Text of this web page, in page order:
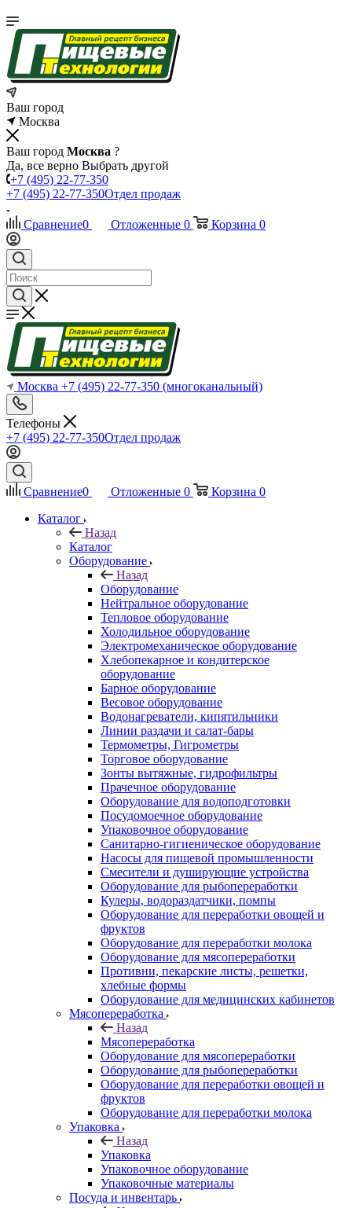
Ваш город
Москва
Ваш город Москва ?
Да, все верно Выбрать другой
+7 (495) 22-77-350
+7 (495) 22-77-350Отдел продаж
Сравнение0 Отложенные 0 Корзина 0
Москва +7 (495) 22-77-350 (многоканальный)
Телефоны
+7 (495) 22-77-350Отдел продаж
Сравнение0 Отложенные 0 Корзина 0
Каталог
Назад
Каталог
Оборудование
Назад
Оборудование
Нейтральное оборудование
Тепловое оборудование
Холодильное оборудование
Электромеханическое оборудование
Хлебопекарное и кондитерское
оборудование
Барное оборудование
Весовое оборудование
Водонагреватели, кипятильники
Линии раздачи и салат-бары
Термометры, Гигрометры
Торговое оборудование
Зонты вытяжные, гидрофильтры
Прачечное оборудование
Оборудование для водоподготовки
Посудомоечное оборудование
Упаковочное оборудование
Санитарно-гигиеническое оборудование
Насосы для пищевой промышленности
Смесители и душирующие устройства
Оборудование для рыбопереработки
Кулеры, водораздатчики, помпы
Оборудование для переработки овощей и
фруктов
Оборудование для переработки молока
Оборудование для мясопереработки
Противни, пекарские листы, решетки,
хлебные формы
Оборудование для медицинских кабинетов
Мясопереработка
Назад
Мясопереработка
Оборудование для мясопереработки
Оборудование для рыбопереработки
Оборудование для переработки овощей и
фруктов
Оборудование для переработки молока
Упаковка
Назад
Упаковка
Упаковочное оборудование
Упаковочные материалы
Посуда и инвентарь